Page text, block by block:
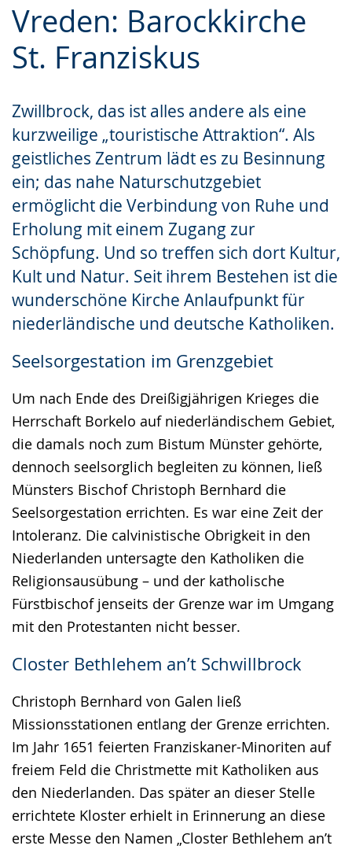
Vreden: Barockkirche
St. Franziskus
Zwillbrock, das ist alles andere als eine
kurzweilige „touristische Attraktion“. Als
geistliches Zentrum lädt es zu Besinnung
ein; das nahe Naturschutzgebiet
ermöglicht die Verbindung von Ruhe und
Erholung mit einem Zugang zur
Schöpfung. Und so treffen sich dort Kultur,
Kult und Natur. Seit ihrem Bestehen ist die
wunderschöne Kirche Anlaufpunkt für
niederländische und deutsche Katholiken.
Seelsorgestation im Grenzgebiet
Um nach Ende des Dreißigjährigen Krieges die
Herrschaft Borkelo auf niederländischem Gebiet,
die damals noch zum Bistum Münster gehörte,
dennoch seelsorglich begleiten zu können, ließ
Münsters Bischof Christoph Bernhard die
Seelsorgestation errichten. Es war eine Zeit der
Intoleranz. Die calvinistische Obrigkeit in den
Niederlanden untersagte den Katholiken die
Religionsausübung – und der katholische
Fürstbischof jenseits der Grenze war im Umgang
mit den Protestanten nicht besser.
Closter Bethlehem an’t Schwillbrock
Christoph Bernhard von Galen ließ
Missionsstationen entlang der Grenze errichten.
Im Jahr 1651 feierten Franziskaner-Minoriten auf
freiem Feld die Christmette mit Katholiken aus
den Niederlanden. Das später an dieser Stelle
errichtete Kloster erhielt in Erinnerung an diese
erste Messe den Namen „Closter Bethlehem an’t
Leichten
Sprache
wechseln.
Audio-
Unterstützung.
Video
in
Deutscher
wird
angezeigt.